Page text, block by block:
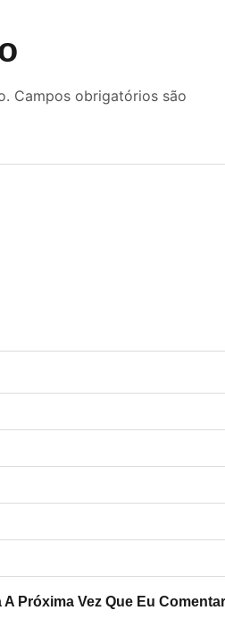
Campos obrigatórios são
Próxima Vez Que Eu